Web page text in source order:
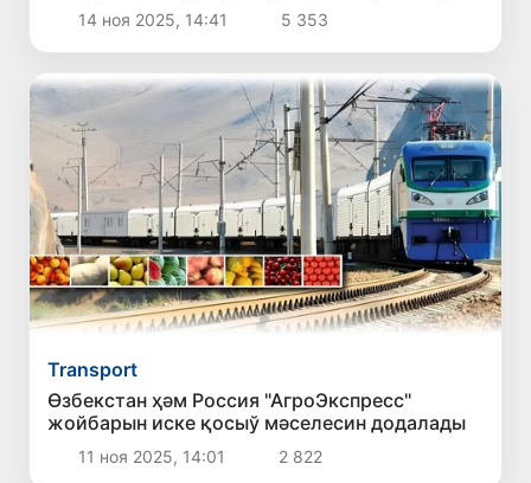
14 ноя 2025, 14:41 5 353
Transport
Өзбекстан ҳәм Россия "АгроЭкспресс"
жойбарын иске қосыў мәселесин додалады
11 ноя 2025, 14:01 2 822